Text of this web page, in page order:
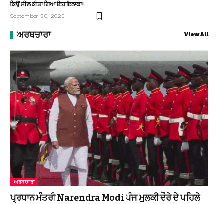
ਕਿਉਂ ਸੀਲ ਕੀਤਾ ਗਿਆ ਇਹ ਇਲਾਕਾ!
September 26, 2025
ਅਰਥਚਾਰਾ View All
ਅਰਥਚਾਰਾ
ਪ੍ਰਧਾਨ ਮੰਤਰੀ Narendra Modi ਪੰਜ ਮੁਲਕੀ ਦੌਰੇ ਦੇ ਪਹਿਲੇ